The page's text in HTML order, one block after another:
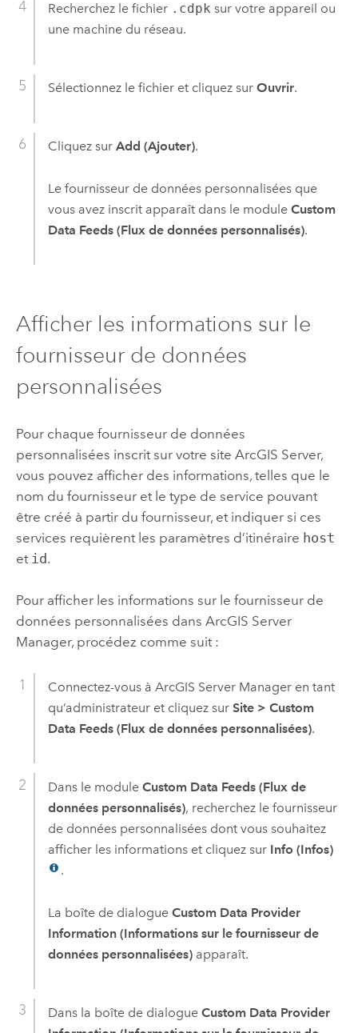
Recherchez le fichier .cdpk sur votre appareil ou
une machine du réseau.
Sélectionnez le fichier et cliquez sur Ouvrir.
Cliquez sur Add (Ajouter).
Le fournisseur de données personnalisées que
vous avez inscrit apparaît dans le module Custom
Data Feeds (Flux de données personnalisés).
Afficher les informations sur le
fournisseur de données
personnalisées
Pour chaque fournisseur de données
personnalisées inscrit sur votre site ArcGIS Server,
vous pouvez afficher des informations, telles que le
nom du fournisseur et le type de service pouvant
être créé à partir du fournisseur, et indiquer si ces
services requièrent les paramètres d’itinéraire host
et id.
Pour afficher les informations sur le fournisseur de
données personnalisées dans ArcGIS Server
Manager, procédez comme suit :
Connectez-vous à ArcGIS Server Manageren tant
qu’administrateur et cliquez sur Site > Custom
Data Feeds (Flux de données personnalisées).
Dans le module Custom Data Feeds (Flux de
données personnalisés), recherchez le fournisseur
de données personnalisées dont vous souhaitez
afficher les informations et cliquez sur Info (Infos)
.
La boîte de dialogue Custom Data Provider
Information (Informations sur le fournisseur de
données personnalisées)apparaît.
Dans la boîte de dialogue Custom Data Provider